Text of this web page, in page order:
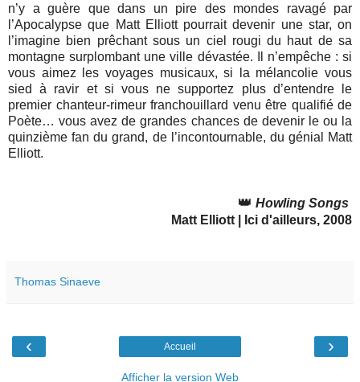
n’y a guère que dans un pire des mondes ravagé par
l’Apocalypse que Matt Elliott pourrait devenir une star, on
l’imagine bien prêchant sous un ciel rougi du haut de sa
montagne surplombant une ville dévastée. Il n’empêche : si
vous aimez les voyages musicaux, si la mélancolie vous
sied à ravir et si vous ne supportez plus d’entendre le
premier chanteur-rimeur franchouillard venu être qualifié de
Poète… vous avez de grandes chances de devenir le ou la
quinzième fan du grand, de l’incontournable, du génial Matt
Elliott.
👑 Howling Songs
Matt Elliott | Ici d'ailleurs, 2008
Thomas Sinaeve
‹ ›
Accueil
Afficher la version Web